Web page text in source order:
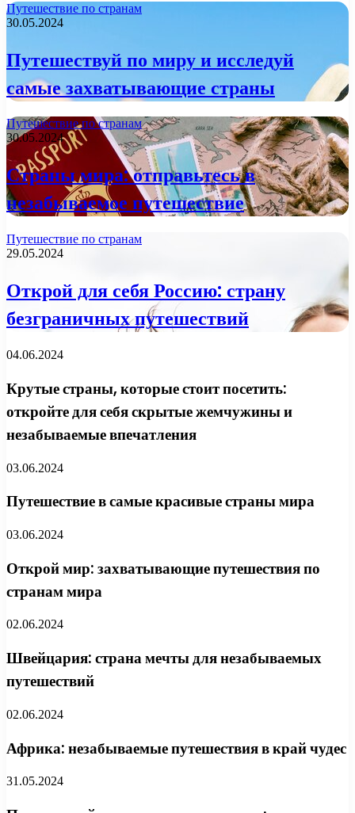
Путешествие по странам
30.05.2024
Путешествуй по миру и исследуй
самые захватывающие страны
Путешествие по странам
30.05.2024
Страны мира: отправьтесь в
незабываемое путешествие
Путешествие по странам
29.05.2024
Открой для себя Россию: страну
безграничных путешествий
04.06.2024
Крутые страны, которые стоит посетить:
откройте для себя скрытые жемчужины и
незабываемые впечатления
03.06.2024
Путешествие в самые красивые страны мира
03.06.2024
Открой мир: захватывающие путешествия по
странам мира
02.06.2024
Швейцария: страна мечты для незабываемых
путешествий
02.06.2024
Африка: незабываемые путешествия в край чудес
31.05.2024